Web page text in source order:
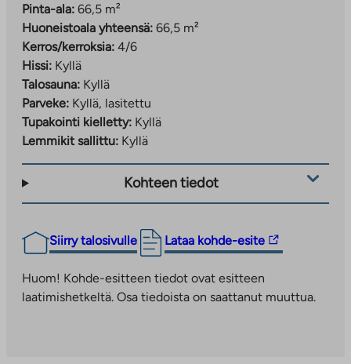
Pinta-ala: 66,5 m²
Huoneistoala yhteensä: 66,5 m²
Kerros/kerroksia: 4/6
Hissi: Kyllä
Talosauna: Kyllä
Parveke: Kyllä, lasitettu
Tupakointi kielletty: Kyllä
Lemmikit sallittu: Kyllä
Kohteen tiedot
Siirry talosivulle Lataa kohde-esite
Linkki
vie
ulkopuoliseen
palveluun.
Huom! Kohde-esitteen tiedot ovat esitteen
laatimishetkeltä. Osa tiedoista on saattanut muuttua.